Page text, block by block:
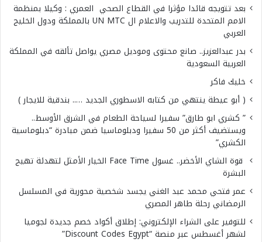
بعد تتويجه قائدا مؤثرا في القطاع الصحي العمري : وكيلا بمنظمة
الامم المتحدة للتدريب والاعلام ال UN MTC بالمملكة ودول الخليج
العربي
بدر عبدالعزيز.. صانع محتوى وموديل مصري يواصل تألقه في المملكة
العربية السعودية
خليك فاكر
( أبو عيطة ينتهي من كتابه الاسطوري الجديد ….. بندقية للايجار )
” كشري ابو طارق” سفيرا لسياحة الطعام في الشرق الأوسط..
ويستضيف أكثر من 50 سفيرا ودبلوماسيا ضمن مبادرة “دبلوماسية
الكشري”
قوة الشاي الأخضر.. غسول Face Time الخيار الأمثل لتهدئة تهيج
البشرة
عمر فتحي محمد عبد الغني يجسد شخصية محورية في المسلسل
الرمضاني رحلة طاهر المصري
للتوفير على الشراء الإلكتروني: إطلاق أكواد خصم جديدة لجوميا
لشهر أغسطس عبر منصة “Discount Codes Egypt”